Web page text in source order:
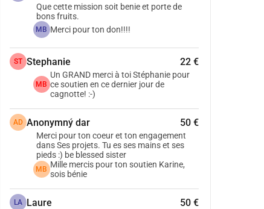
Que cette mission soit benie et porte de
bons fruits.
MB Merci pour ton don!!!!
ST Stephanie 22 €
MB
Un GRAND merci à toi Stéphanie pour
ce soutien en ce dernier jour de
cagnotte! :-)
AD Anonymný dar 50 €
Merci pour ton coeur et ton engagement
dans Ses projets. Tu es ses mains et ses
pieds :) be blessed sister
MB Mille mercis pour ton soutien Karine,
sois bénie
LA Laure 50 €